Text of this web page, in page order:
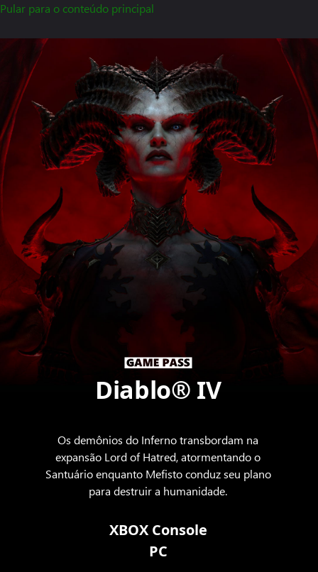
Pular para o conteúdo principal
Diablo® IV
Os demônios do Inferno transbordam na
expansão Lord of Hatred, atormentando o
Santuário enquanto Mefisto conduz seu plano
para destruir a humanidade.
XBOX Console
PC